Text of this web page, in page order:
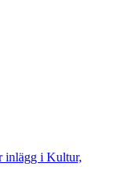
inlägg i Kultur,